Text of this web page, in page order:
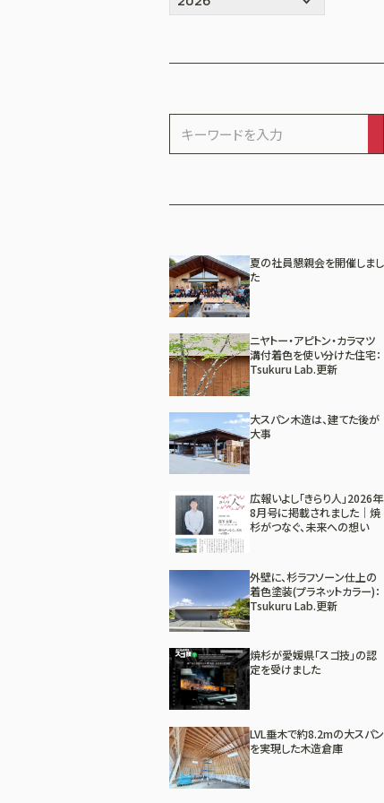
夏の社員懇親会を開催しまし
た
ニヤトー・アピトン・カラマツ
溝付着色を使い分けた住宅：
Tsukuru Lab.更新
大スパン木造は、建てた後が
大事
広報いよし「きらり人」2026年
8月号に掲載されました｜焼
杉がつなぐ、未来への想い
外壁に、杉ラフソーン仕上の
着色塗装(プラネットカラー)：
Tsukuru Lab.更新
焼杉が愛媛県「スゴ技」の認
定を受けました
LVL垂木で約8.2mの大スパン
を実現した木造倉庫